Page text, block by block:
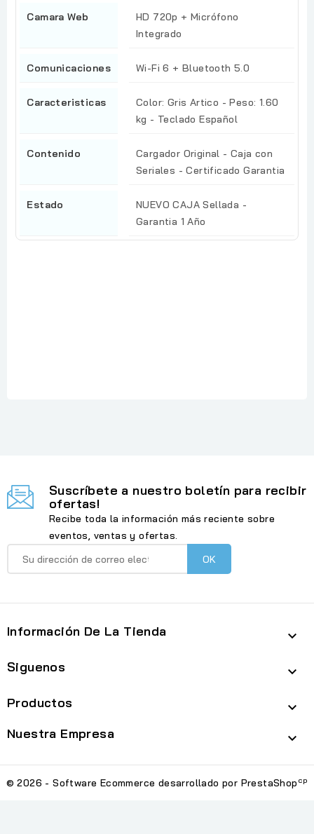
Camara Web
HD 720p + Micrófono
Integrado
Comunicaciones Wi-Fi 6 + Bluetooth 5.0
Caracteristicas
Color: Gris Artico - Peso: 1.60
kg - Teclado Español
Contenido
Cargador Original - Caja con
Seriales - Certificado Garantia
Estado
NUEVO CAJA Sellada -
Garantia 1 Año
Suscríbete a nuestro boletín para recibir
ofertas!
Recibe toda la información más reciente sobre
eventos, ventas y ofertas.
Información De La Tienda 
Siguenos 
Productos 
Nuestra Empresa 
© 2026 - Software Ecommerce desarrollado por PrestaShop cp